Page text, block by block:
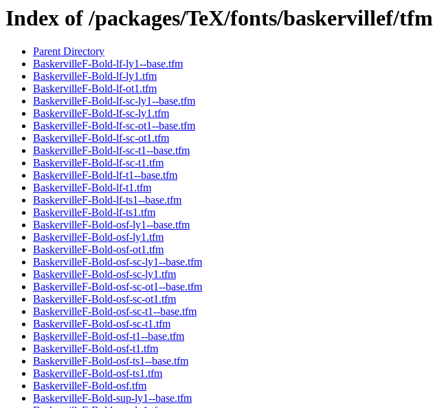
Index of /packages/TeX/fonts/baskervillef/tfm
Parent Directory
BaskervilleF-Bold-lf-ly1--base.tfm
BaskervilleF-Bold-lf-ly1.tfm
BaskervilleF-Bold-lf-ot1.tfm
BaskervilleF-Bold-lf-sc-ly1--base.tfm
BaskervilleF-Bold-lf-sc-ly1.tfm
BaskervilleF-Bold-lf-sc-ot1--base.tfm
BaskervilleF-Bold-lf-sc-ot1.tfm
BaskervilleF-Bold-lf-sc-t1--base.tfm
BaskervilleF-Bold-lf-sc-t1.tfm
BaskervilleF-Bold-lf-t1--base.tfm
BaskervilleF-Bold-lf-t1.tfm
BaskervilleF-Bold-lf-ts1--base.tfm
BaskervilleF-Bold-lf-ts1.tfm
BaskervilleF-Bold-osf-ly1--base.tfm
BaskervilleF-Bold-osf-ly1.tfm
BaskervilleF-Bold-osf-ot1.tfm
BaskervilleF-Bold-osf-sc-ly1--base.tfm
BaskervilleF-Bold-osf-sc-ly1.tfm
BaskervilleF-Bold-osf-sc-ot1--base.tfm
BaskervilleF-Bold-osf-sc-ot1.tfm
BaskervilleF-Bold-osf-sc-t1--base.tfm
BaskervilleF-Bold-osf-sc-t1.tfm
BaskervilleF-Bold-osf-t1--base.tfm
BaskervilleF-Bold-osf-t1.tfm
BaskervilleF-Bold-osf-ts1--base.tfm
BaskervilleF-Bold-osf-ts1.tfm
BaskervilleF-Bold-osf.tfm
BaskervilleF-Bold-sup-ly1--base.tfm